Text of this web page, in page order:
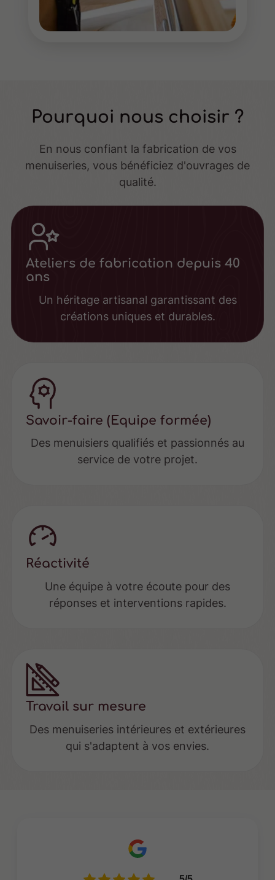
Pourquoi nous choisir ?
En nous confiant la fabrication de vos
menuiseries, vous bénéficiez d'ouvrages de
qualité.
Ateliers de fabrication depuis 40
ans
Un héritage artisanal garantissant des
créations uniques et durables.
Savoir-faire (Equipe formée)
Des menuisiers qualifiés et passionnés au
service de votre projet.
Réactivité
Une équipe à votre écoute pour des
réponses et interventions rapides.
Travail sur mesure
Des menuiseries intérieures et extérieures
qui s'adaptent à vos envies.